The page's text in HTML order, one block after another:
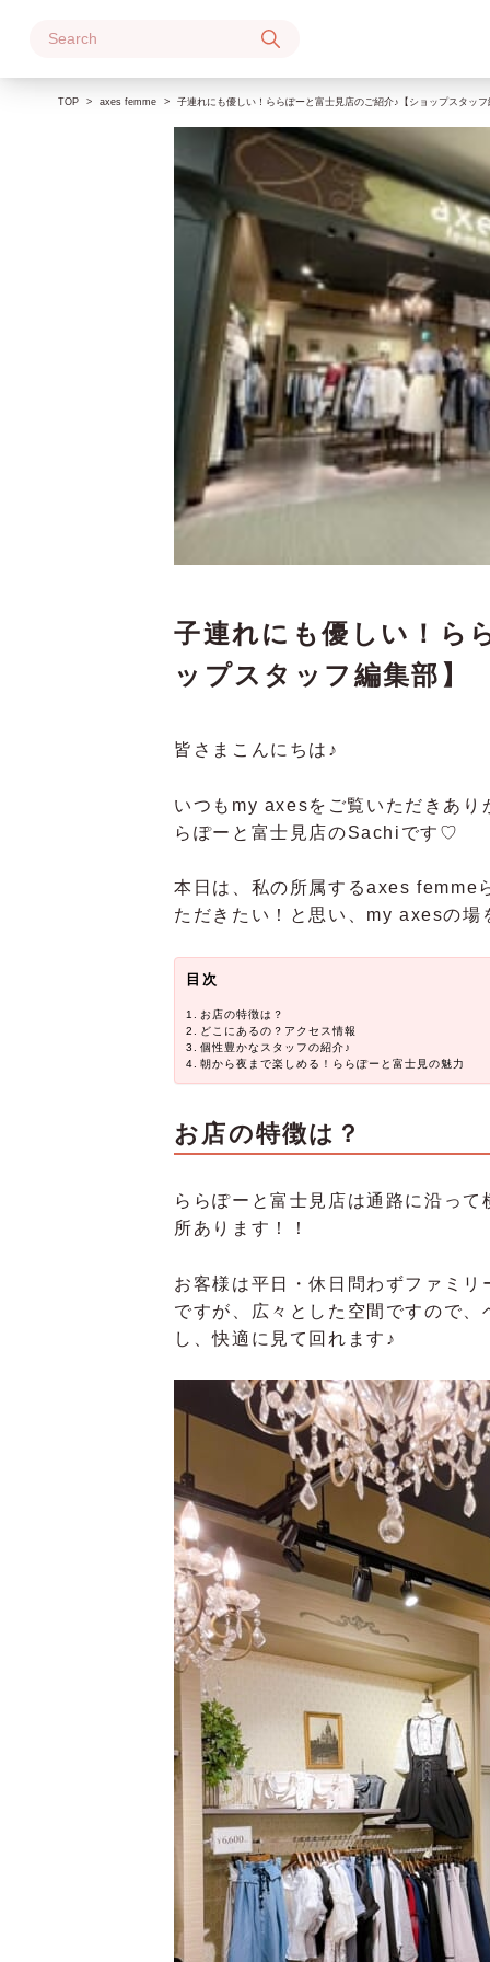
TOP axes femme 子連れにも優しい！ららぽーと富士見店のご紹介♪【ショップスタッ
子連れにも優しい！ら
ップスタッフ編集部】
皆さまこんにちは♪
いつもmy axesをご覧いただきあり
らぽーと富士見店のSachiです♡
本日は、私の所属するaxes femme
ただきたい！と思い、my axesの場
目次
お店の特徴は？
どこにあるの？アクセス情報
個性豊かなスタッフの紹介♪
朝から夜まで楽しめる！ららぽーと富士見の魅力
お店の特徴は？
ららぽーと富士見店は通路に沿っ
所あります！！
お客様は平日・休日問わずファミ
ですが、広々とした空間ですので
し、快適に見て回れます♪